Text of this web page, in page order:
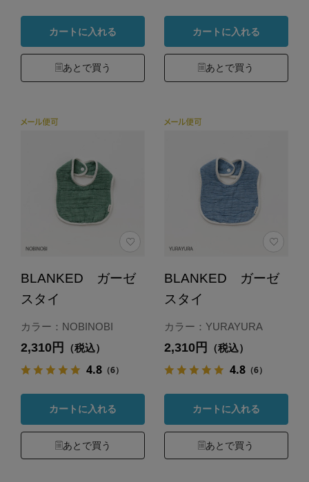
カートに入れる
あとで買う
カートに入れる
あとで買う
BLANKED ガーゼ
スタイ
カラー：NOBINOBI
2,310円 （税込）
4.8（6）
カートに入れる
あとで買う
BLANKED ガーゼ
スタイ
カラー：YURAYURA
2,310円 （税込）
4.8（6）
カートに入れる
あとで買う